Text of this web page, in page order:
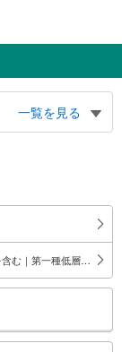
一覧を見る
価格未定を含む｜建築条件付き土地を含む｜第一種低層住居専用地域